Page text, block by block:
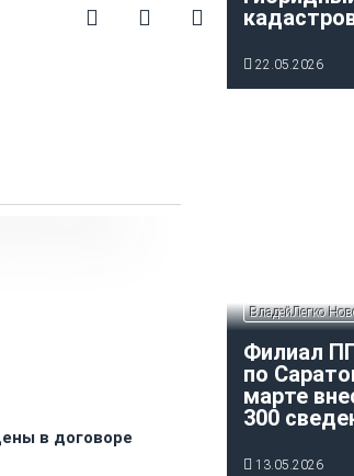
в договоре
22.05.2026
ВладейЛегко
Филиал
по
марте
300
13.05.2026